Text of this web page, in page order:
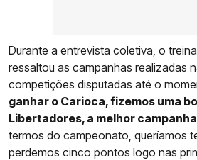
Durante a entrevista coletiva, o
ressaltou as campanhas realizadas
competições disputadas até o
ganhar o Carioca, fizemos uma
Libertadores, a melhor
termos do campeonato, queríamos
perdemos cinco pontos logo nas